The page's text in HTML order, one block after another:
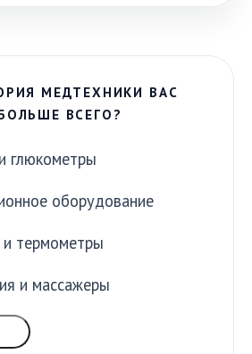
МЕДТЕХНИКИ ВАС
ВСЕГО?
глюкометры
оборудование
термометры
и массажеры